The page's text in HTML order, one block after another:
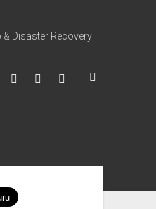
& Disaster Recovery
email-form soundcloud
tumblr vimeo